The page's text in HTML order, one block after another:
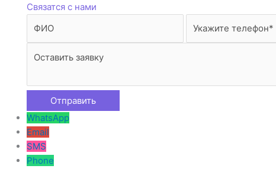
Связатся с нами
WhatsApp
Email
SMS
Phone